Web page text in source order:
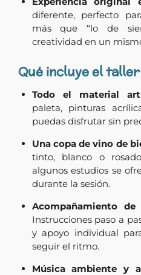
diferente, perfecto
más que “lo de
creatividad en un
Qué incluye el taller
Todo el material
paleta, pinturas
puedas disfrutar sin
Una copa de vino de
tinto, blanco o
algunos estudios se
durante la sesión.
Acompañamiento
Instrucciones paso a
y apoyo individual
seguir el ritmo.
Música ambiente y